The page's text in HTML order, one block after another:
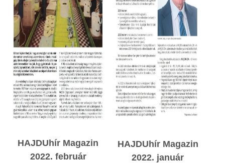
HAJDUhír Magazin
2022. február
HAJDUhír Magazin
2022. január